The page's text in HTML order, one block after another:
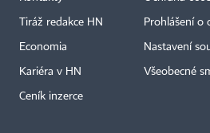
Tiráž redakce HN
Economia
Kariéra v HN
Ceník inzerce
Prohlášení o
Nastavení
Všeobecné